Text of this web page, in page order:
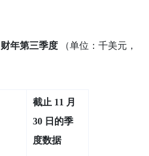
年第三季度
（单位：千美元，
截止 11 月
30 日的季
度数据